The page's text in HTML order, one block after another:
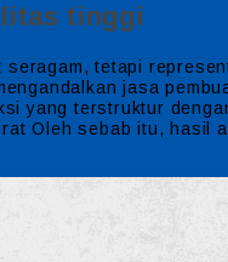
tinggi
tetapi
jasa
yang terstruktur
Oleh sebab itu, hasil